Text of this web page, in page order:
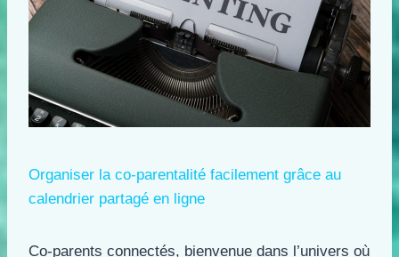
Organiser la co-parentalité facilement grâce au
calendrier partagé en ligne
Co-parents connectés, bienvenue dans l’univers où